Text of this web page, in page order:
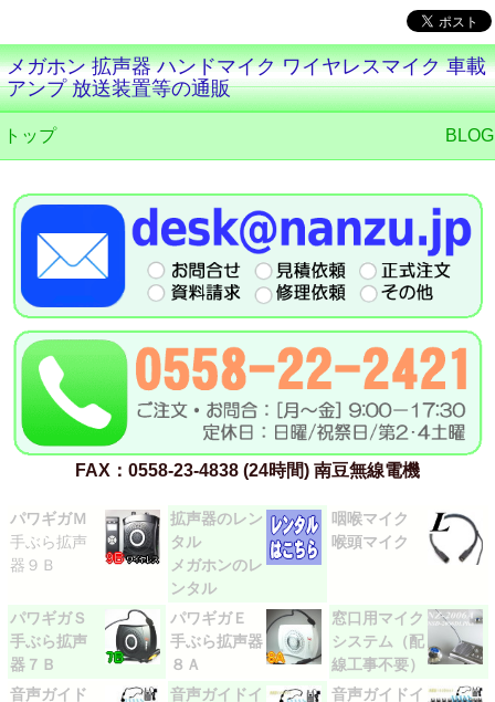
メガホン 拡声器 ハンドマイク ワイヤレスマイク 車載
アンプ 放送装置等の通販
トップ BLOG
FAX：0558-23-4838 (24時間) 南豆無線電機
パワギガＭ
手ぶら拡声
器９Ｂ
拡声器のレン
タル
メガホンのレ
ンタル
咽喉マイク
喉頭マイク
パワギガＳ
手ぶら拡声
器７Ｂ
パワギガＥ
手ぶら拡声器
８Ａ
窓口用マイク
システム（配
線工事不要）
音声ガイド
音声ガイドイ
音声ガイドイ